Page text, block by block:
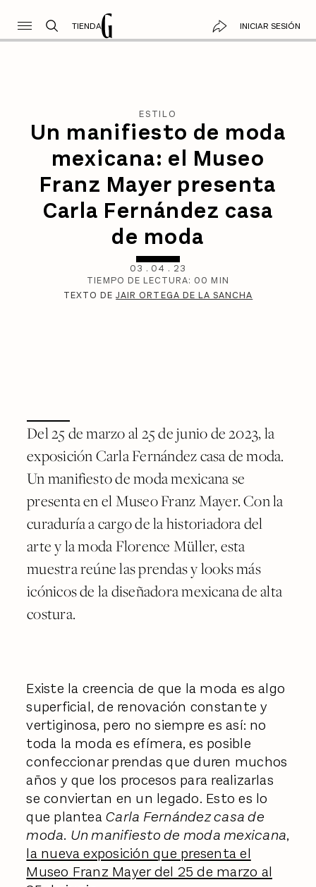
TIENDA INICIAR SESIÓN
ESTILO
Un manifiesto de moda
mexicana: el Museo
Franz Mayer presenta
Carla Fernández casa
de moda
03 . 04 . 23
TIEMPO DE LECTURA: 00 MIN
TEXTO DEJAIR ORTEGA DE LA SANCHA
Del 25 de marzo al 25 de junio de 2023, la
exposición Carla Fernández casa de moda.
Un manifiesto de moda mexicana se
presenta en el Museo Franz Mayer. Con la
curaduría a cargo de la historiadora del
arte y la moda Florence Müller, esta
muestra reúne las prendas y looks más
icónicos de la diseñadora mexicana de alta
costura.
Existe la creencia de que la moda es algo
superficial, de renovación constante y
vertiginosa, pero no siempre es así: no
toda la moda es efímera, es posible
confeccionar prendas que duren muchos
años y que los procesos para realizarlas
se conviertan en un legado. Esto es lo
que planteaCarla Fernández casa de
moda. Un manifiesto de moda mexicana,
la nueva exposición que presenta el
Museo Franz Mayer del 25 de marzo al